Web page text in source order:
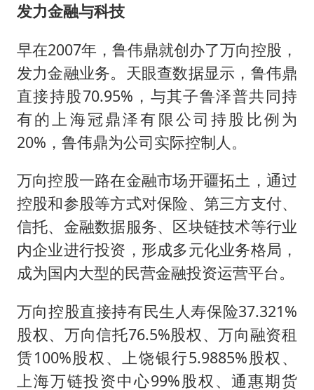
发力金融与科技
早在2007年，鲁伟鼎就创办了万向控股，
发力金融业务。天眼查数据显示，鲁伟鼎
直接持股70.95%，与其子鲁泽普共同持
有的上海冠鼎泽有限公司持股比例为
20%，鲁伟鼎为公司实际控制人。
万向控股一路在金融市场开疆拓土，通过
控股和参股等方式对保险、第三方支付、
信托、金融数据服务、区块链技术等行业
内企业进行投资，形成多元化业务格局，
成为国内大型的民营金融投资运营平台。
万向控股直接持有民生人寿保险37.321%
股权、万向信托76.5%股权、万向融资租
赁100%股权、上饶银行5.9885%股权、
上海万链投资中心99%股权、通惠期货